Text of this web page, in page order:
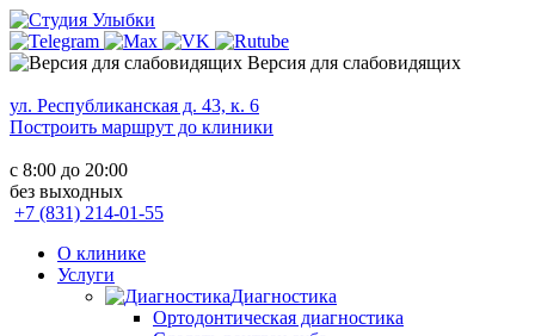
Версия для слабовидящих
ул. Республиканская д. 43, к. 6
Построить маршрут до клиники
с 8:00 до 20:00
без выходных
+7 (831) 214-01-55
О клинике
Услуги
Диагностика
Ортодонтическая диагностика